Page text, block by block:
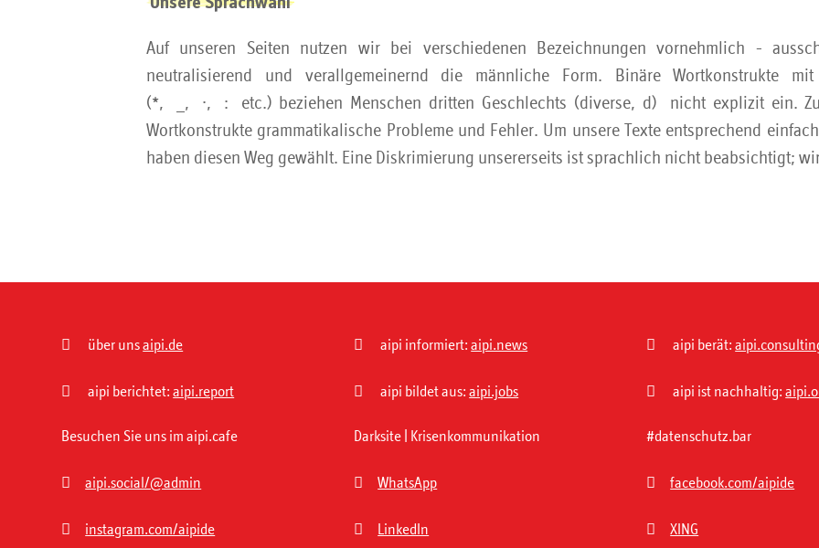
Unsere Sprachwahl
Auf unseren Seiten nutzen wir bei verschiedenen Bezeichnungen vornehmlich -
neutralisierend und verallgemeinernd die männliche Form. Binäre Wortkonstrukte
(*, _, ·, : etc.) beziehen Menschen dritten Geschlechts (diverse, d) nicht explizit ein.
Wortkonstrukte grammatikalische Probleme und Fehler. Um unsere Texte entsprechend
haben diesen Weg gewählt. Eine Diskrimierung unsererseits ist sprachlich nicht beabsichtigt;
 über unsaipi.de  aipi informiert:aipi.news  aipi berät:
 aipi berichtet:aipi.report  aipi bildet aus:aipi.jobs  aipi ist nachhaltig:
Besuchen Sie uns im aipi.cafe Darksite | Krisenkommunikation #datenschutz.bar
 aipi.social/@admin  WhatsApp  facebook.com/aipide
 instagram.com/aipide  LinkedIn  XING